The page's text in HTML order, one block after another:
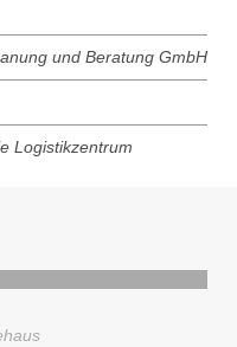
und Beratung GmbH
Logistikzentrum